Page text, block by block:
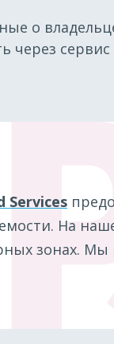
о
через сервис
Services
На
зонах. Мы